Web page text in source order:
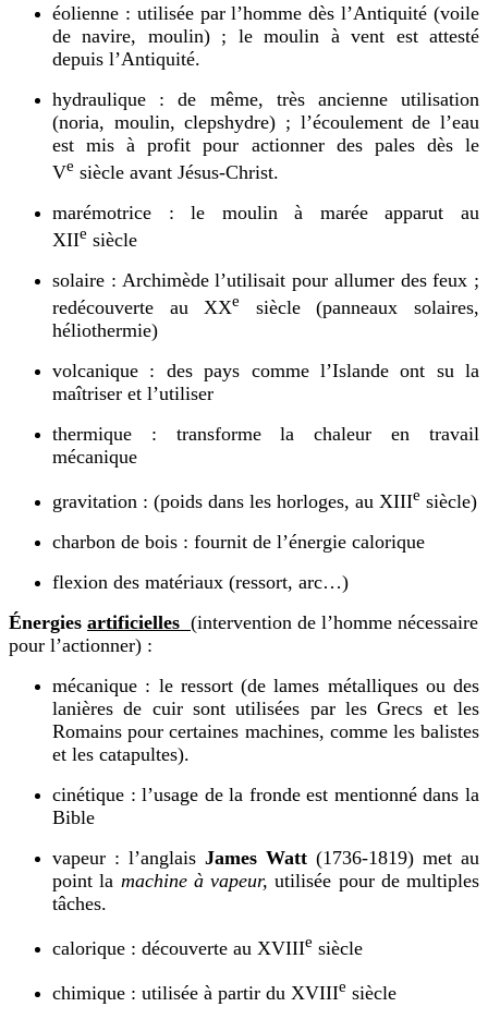
éolienne : utilisée par l’homme dès l’Antiquité (voile
de navire, moulin) ; le moulin à vent est attesté
depuis l’Antiquité.
hydraulique : de même, très ancienne utilisation
(noria, moulin, clepshydre) ; l’écoulement de l’eau
est mis à profit pour actionner des pales dès le
Ve siècle avant Jésus-Christ.
marémotrice : le moulin à marée apparut au
XIIe siècle
solaire : Archimède l’utilisait pour allumer des feux ;
redécouverte au XXe
siècle (panneaux solaires,
héliothermie)
volcanique : des pays comme l’Islande ont su la
maîtriser et l’utiliser
thermique : transforme la chaleur en travail
mécanique
gravitation : (poids dans les horloges, au XIIIe siècle)
charbon de bois : fournit de l’énergie calorique
flexion des matériaux (ressort, arc…)
Énergies artificielles (intervention de l’homme nécessaire
pour l’actionner) :
mécanique : le ressort (de lames métalliques ou des
lanières de cuir sont utilisées par les Grecs et les
Romains pour certaines machines, comme les balistes
et les catapultes).
cinétique : l’usage de la fronde est mentionné dans la
Bible
vapeur : l’anglais James Watt (1736-1819) met au
point la machine à vapeur,utilisée pour de multiples
tâches.
calorique : découverte au XVIIIe siècle
chimique : utilisée à partir du XVIIIe siècle